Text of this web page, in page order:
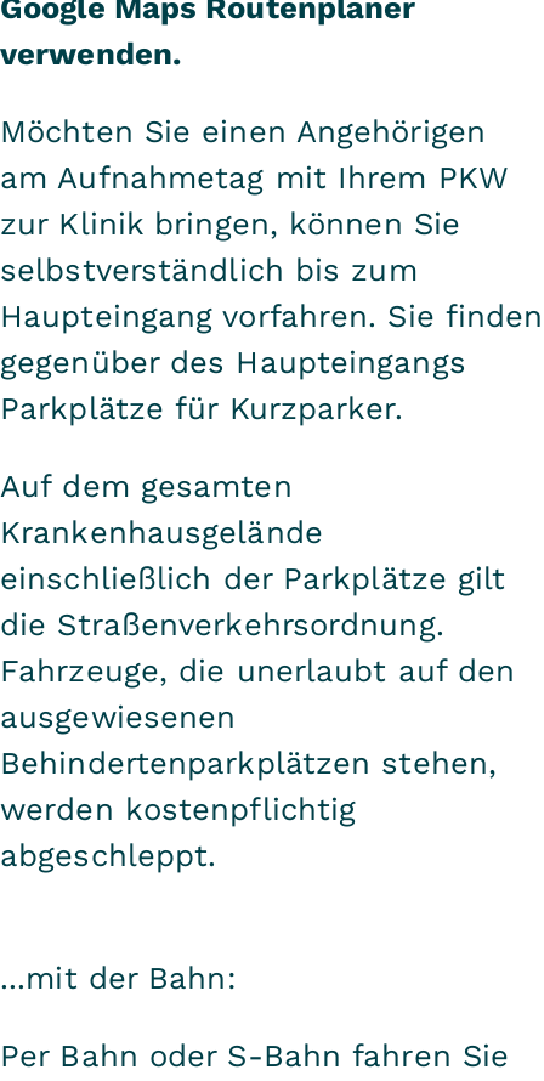
Google Maps Routenplaner
verwenden.
Möchten Sie einen Angehörigen
am Aufnahmetag mit Ihrem PKW
zur Klinik bringen, können Sie
selbstverständlich bis zum
Haupteingang vorfahren. Sie finden
gegenüber des Haupteingangs
Parkplätze für Kurzparker.
Auf dem gesamten
Krankenhausgelände
einschließlich der Parkplätze gilt
die Straßenverkehrsordnung.
Fahrzeuge, die unerlaubt auf den
ausgewiesenen
Behindertenparkplätzen stehen,
werden kostenpflichtig
abgeschleppt.
...mit der Bahn:
Per Bahn oder S-Bahn fahren Sie